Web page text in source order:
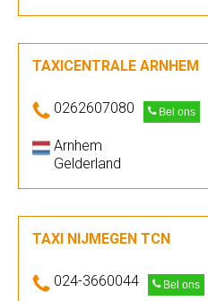
TAXICENTRALE ARNHEM
0262607080 Bel ons
Arnhem
Gelderland
TAXI NIJMEGEN TCN
024-3660044 Bel ons